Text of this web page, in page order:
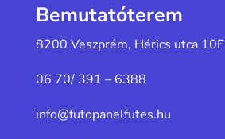
Bemutatóterem
8200 Veszprém, Hérics utca 10F
06 70/ 391 – 6388
info@futopanelfutes.hu